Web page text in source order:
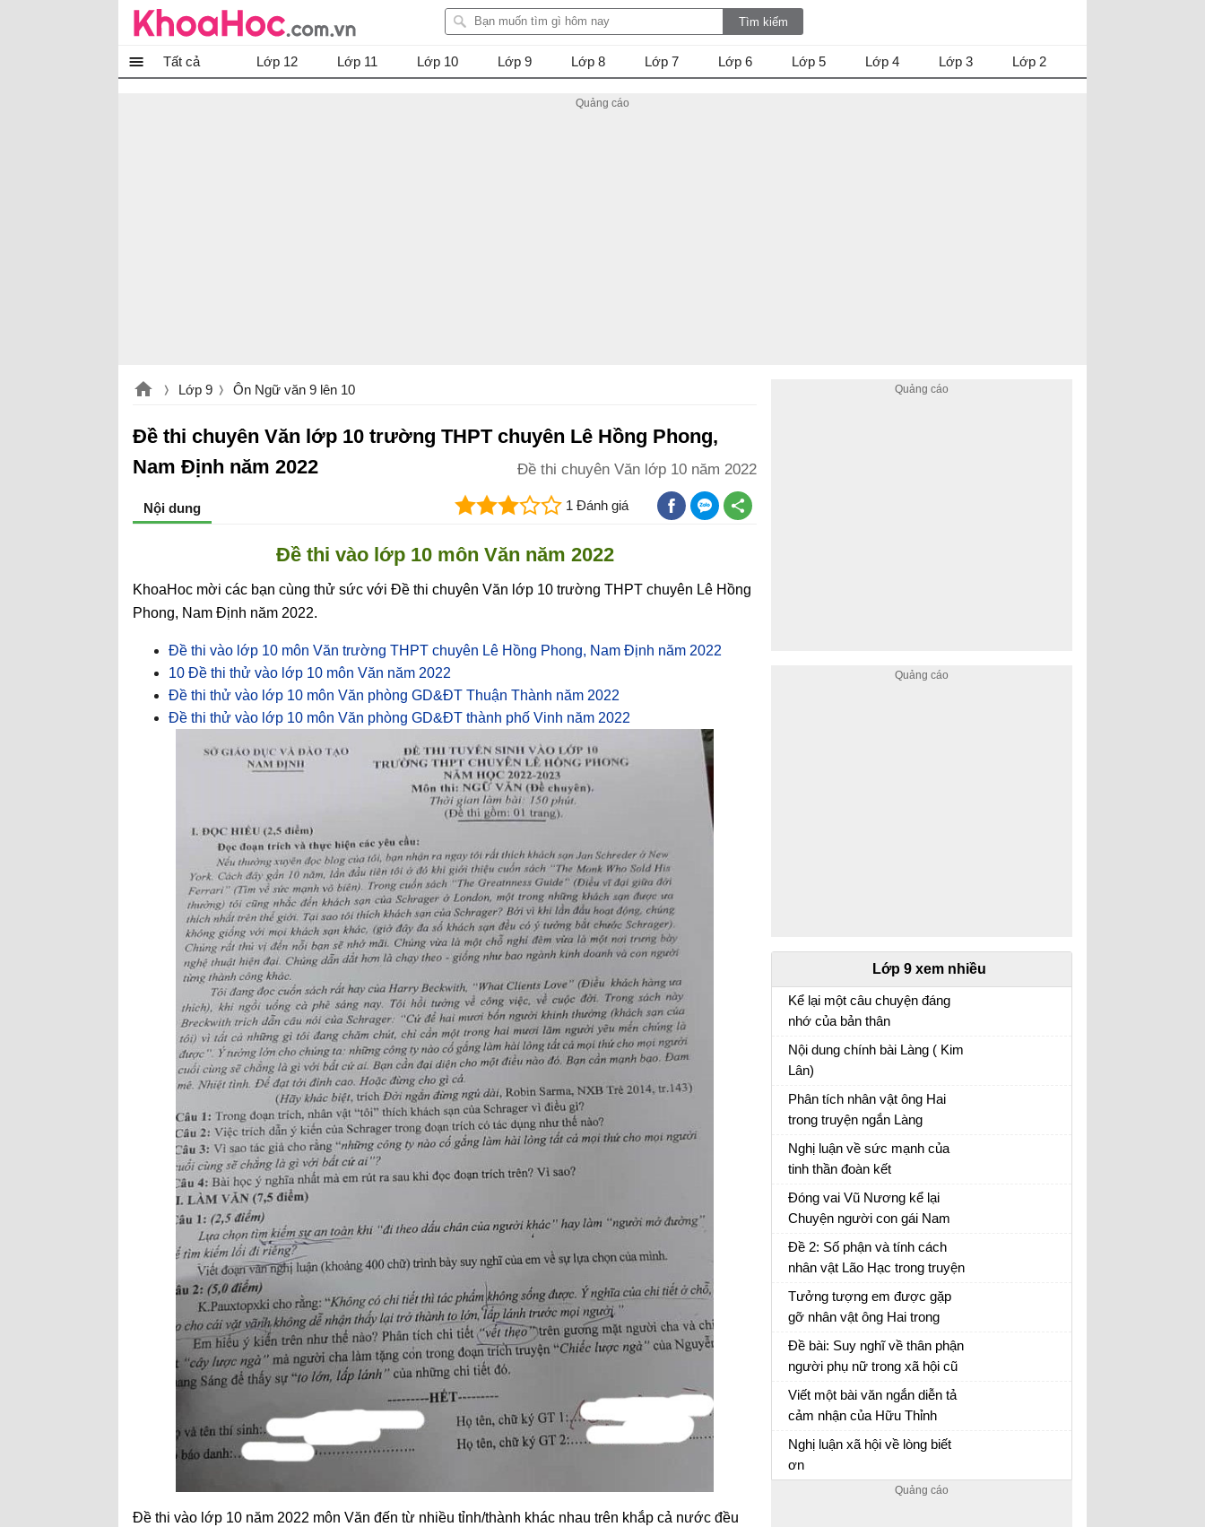
Tất cả Lớp 12 Lớp 11 Lớp 10 Lớp 9 Lớp 8 Lớp 7 Lớp 6 Lớp 5 Lớp 4 Lớp 3 Lớp 2
Lớp 9 Ôn Ngữ văn 9 lên 10
Đề thi chuyên Văn lớp 10 trường THPT chuyên Lê Hồng Phong,
Nam Định năm 2022
Đề thi chuyên Văn lớp 10 năm 2022
Nội dung 1 Đánh giá
Đề thi vào lớp 10 môn Văn năm 2022
KhoaHoc mời các bạn cùng thử sức với Đề thi chuyên Văn lớp 10 trường THPT chuyên Lê Hồng
Phong, Nam Định năm 2022.
Đề thi vào lớp 10 môn Văn trường THPT chuyên Lê Hồng Phong, Nam Định năm 2022
10 Đề thi thử vào lớp 10 môn Văn năm 2022
Đề thi thử vào lớp 10 môn Văn phòng GD&ĐT Thuận Thành năm 2022
Đề thi thử vào lớp 10 môn Văn phòng GD&ĐT thành phố Vinh năm 2022
Đề thi vào lớp 10 năm 2022 môn Văn đến từ nhiều tỉnh/thành khác nhau trên khắp cả nước đều
Lớp 9 xem nhiều
Kể lại một câu chuyện đáng
nhớ của bản thân
trong đó có sử dụng các yếu tố nghị luận và
miêu tả nội tâm
Nội dung chính bài Làng ( Kim
Lân)
Phân tích nhân vật ông Hai
trong truyện ngắn Làng
Phân tích nhân vật ông Hai hay nhất
Nghị luận về sức mạnh của
tinh thần đoàn kết
Nghị luận về tinh thần đoàn kết
Đóng vai Vũ Nương kể lại
Chuyện người con gái Nam
Xương
Kể lại Chuyện người con gái Nam Xương bằng
lời của nhân vật Vũ Nương
Đề 2: Số phận và tính cách
nhân vật Lão Hạc trong truyện
ngắn Lão Hạc của Nam Cao.
Tưởng tượng em được gặp
gỡ nhân vật ông Hai trong
truyện ngắn "Làng" của nhà
văn Kim Lân và trò chuyện
cùng ông về những ngày
tháng đi tản cư
Tưởng tượng gặp gỡ và trò chuyện với ông Hai
Đề bài: Suy nghĩ về thân phận
người phụ nữ trong xã hội cũ
qua nhân vật Vũ Nương ở
Chuyện người con gái Nam
Viết một bài văn ngắn diễn tả
cảm nhận của Hữu Thỉnh
trước sự biến chuyển của đất
trời lúc sang thu
Cảm nhận bài thơ Sang thu của Hữu Thỉnh
Nghị luận xã hội về lòng biết
ơn
Dàn ý + Bài nghị luận xã hội về lòng biết ơn